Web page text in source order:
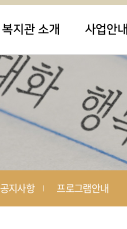
복지관 소개 사업안내
공지사항 프로그램안내